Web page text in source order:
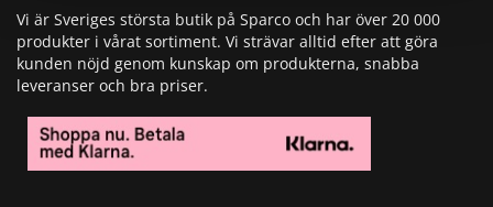
Vi är Sveriges största butik på Sparco och har över 20 000
produkter i vårat sortiment. Vi strävar alltid efter att göra
kunden nöjd genom kunskap om produkterna, snabba
leveranser och bra priser.